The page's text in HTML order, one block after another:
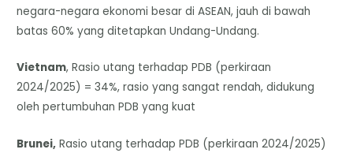
negara-negara ekonomi besar di ASEAN, jauh di bawah
batas 60% yang ditetapkan Undang-Undang.
Vietnam, Rasio utang terhadap PDB (perkiraan
2024/2025) = 34%, rasio yang sangat rendah, didukung
oleh pertumbuhan PDB yang kuat
Brunei, Rasio utang terhadap PDB (perkiraan 2024/2025)